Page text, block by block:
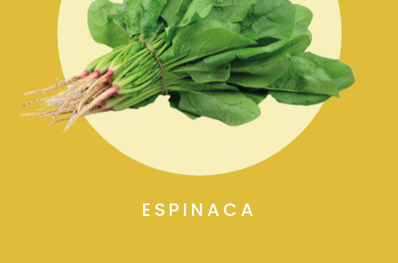
ESPINACA